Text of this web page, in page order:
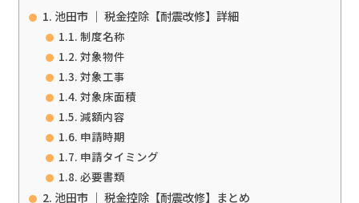
池田市 ｜ 税金控除【耐震改修】詳細
制度名称
対象物件
対象工事
対象床面積
減額内容
申請時期
申請タイミング
必要書類
池田市 ｜ 税金控除【耐震改修】まとめ